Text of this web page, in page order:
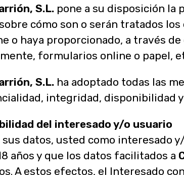
S.L. pone a su disposición
cómo son o serán tratados
o haya proporcionado, a través
formularios online o papel,
S.L. ha adoptado todas las
integridad, disponibilidad
del interesado y/o usuario
datos, usted como interesado
años y que los datos facilitados a
A estos efectos, el Interesado